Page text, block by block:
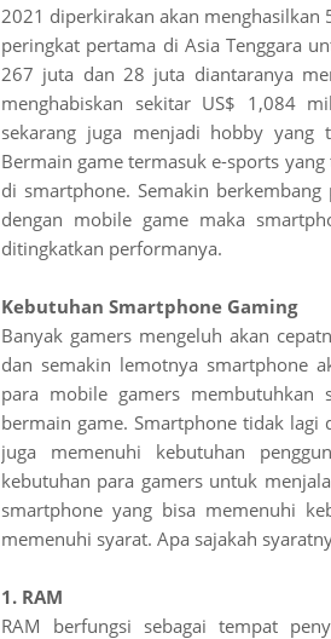
2021 diperkirakan akan menghasilkan
peringkat pertama di Asia Tenggara
267 juta dan 28 juta diantaranya
menghabiskan sekitar US$ 1,084
sekarang juga menjadi hobby yang
Bermain game termasuk e-sports
di smartphone. Semakin
dengan mobile game maka
ditingkatkan performanya.
Kebutuhan Smartphone Gaming
Banyak gamers mengeluh akan
dan semakin lemotnya smartphone
para mobile gamers membutuhkan
bermain game. Smartphone tidak
juga memenuhi kebutuhan
kebutuhan para gamers untuk
smartphone yang bisa memenuhi
memenuhi syarat. Apa sajakah
1. RAM
RAM berfungsi sebagai tempat